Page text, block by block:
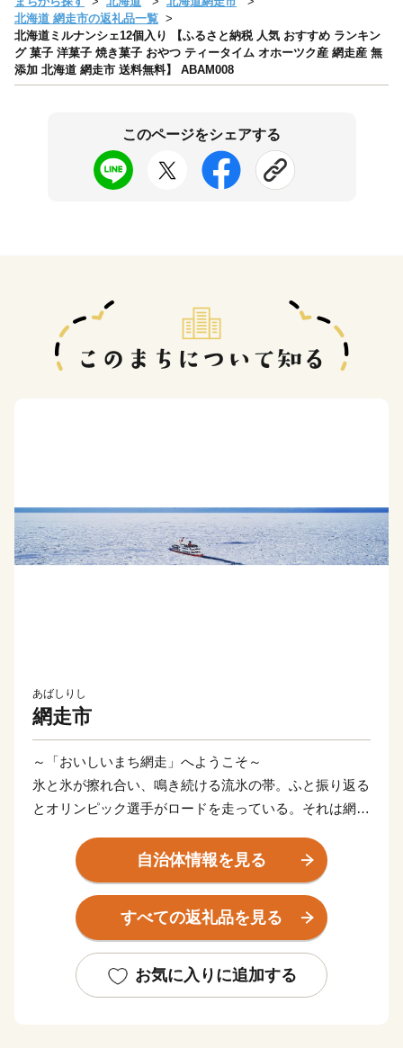
北海道 網走市の返礼品一覧
北海道ミルナンシェ12個入り 【ふるさと納税 人気 おすすめ ランキン
グ 菓子 洋菓子 焼き菓子 おやつ ティータイム オホーツク産 網走産 無
添加 北海道 網走市 送料無料】 ABAM008
このページをシェアする
あばしりし
網走市
～「おいしいまち網走」へようこそ～
氷と氷が擦れ合い、鳴き続ける流氷の帯。ふと振り返る
とオリンピック選手がロードを走っている。それは網走
太陽が四角く沈むところが見える能取岬。世界三大漁場
を抱えるオホーツク海は、豊かな海の恵みをもたらして
くれる。何でも「おいしい」。大地の恵みも負けていな
い。網走の秋の風景は、大麦の毛が風になびき、豊穣の
「おいしいまち網走」をよろしくお願いします。
自治体情報を見る
すべての返礼品を見る
お気に入りに追加する